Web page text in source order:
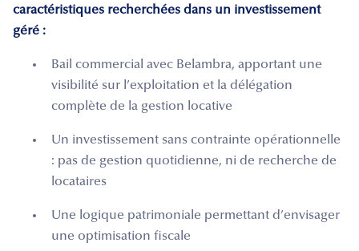
caractéristiques recherchées dans un investissement
géré :
Bail commercial avec Belambra, apportant une
visibilité sur l’exploitation et la délégation
complète de la gestion locative
Un investissement sans contrainte opérationnelle
: pas de gestion quotidienne, ni de recherche de
locataires
Une logique patrimoniale permettant d’envisager
une optimisation fiscale